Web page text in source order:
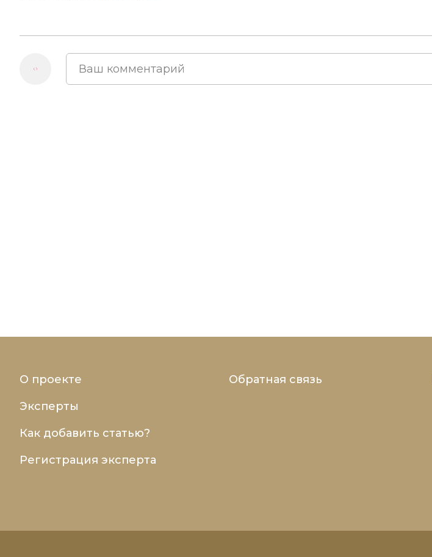
О проекте
Эксперты
Как добавить статью?
Регистрация эксперта
Обратная связь